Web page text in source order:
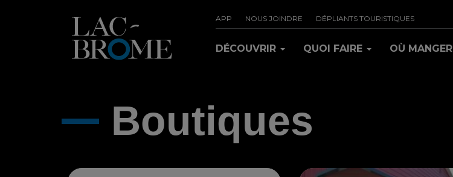
APP NOUS JOINDRE DÉPLIANTS TOURISTIQUES
DÉCOUVRIR QUOI FAIRE OÙ MANGER
Boutiques